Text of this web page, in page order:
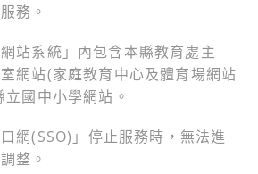
務。
站系統」內包含本縣教育處主
網站(家庭教育中心及體育場網站
國中小學網站。
網(SSO)」停止服務時，無法進
整。